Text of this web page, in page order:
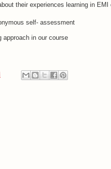
their experiences learning in EMI
self- assessment
approach in our course